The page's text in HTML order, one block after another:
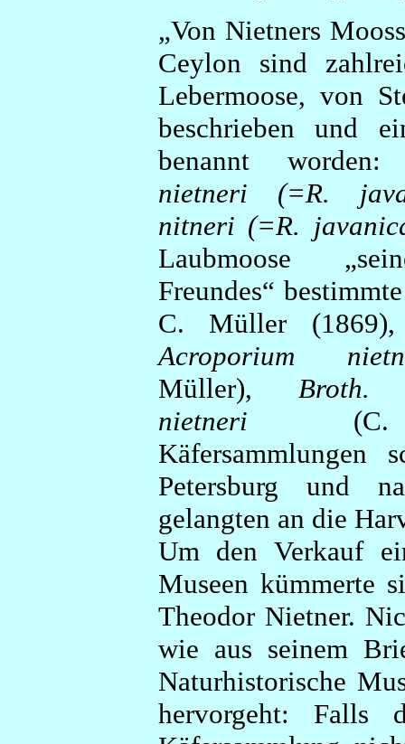
„Von Nietners
Ceylon sind
Lebermoose, von
beschrieben und
benannt
nietneri (=R.
nitneri (=R.
Laubmoose
Freundes“
C. Müller (1869),
Acroporium
Müller), Broth.
nietneri
Petersburg und
gelangten an die
Um den Verkauf
Museen kümmerte
Theodor Nietner.
wie aus seinem
Naturhistorische
hervorgeht: Falls